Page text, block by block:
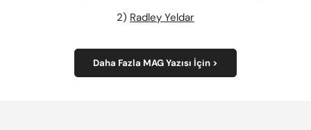
2) Radley Yeldar
Daha Fazla MAG Yazısı İçin >